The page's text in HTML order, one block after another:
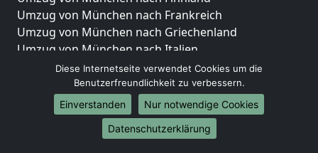
Umzug von München nach Frankreich
Umzug von München nach Griechenland
Umzug von München nach Italien
Umzug von München nach Liechtenstein
Umzug von München nach Luxemburg
Umzug von München nach Niederlande
Umzug von München nach Norwegen
Umzüge-Deutschlandweit
Diese Internetseite verwendet Cookies um die
Benutzerfreundlichkeit zu verbessern.
Einverstanden
Nur notwendige Cookies
Datenschutzerklärung